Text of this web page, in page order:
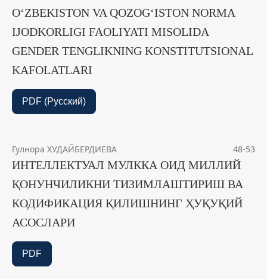
O‘ZBEKISTON VA QOZOG‘ISTON NORMA
IJODKORLIGI FAOLIYATI MISOLIDA
GENDER TENGLIKNING KONSTITUTSIONAL
KAFOLATLARI
PDF (Русский)
Гулнора ХУДАЙБЕРДИЕВА 48-53
ИНТЕЛЛЕКТУАЛ МУЛККА ОИД МИЛЛИЙ
ҚОНУНЧИЛИКНИ ТИЗИМЛАШТИРИШ ВА
КОДИФИКАЦИЯ ҚИЛИШНИНГ ҲУҚУҚИЙ
АСОСЛАРИ
PDF